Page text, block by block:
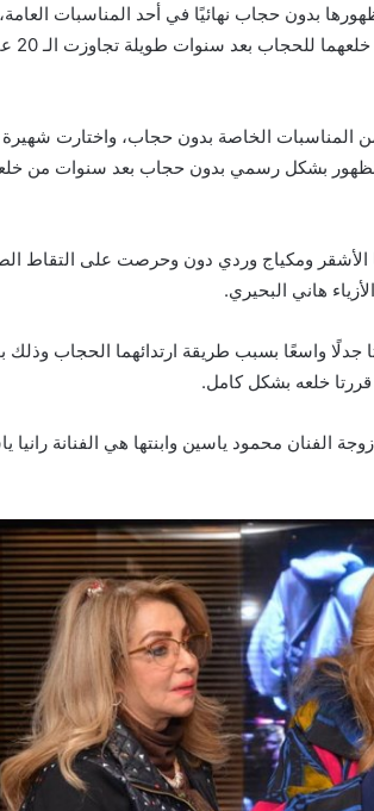
بدون حجاب نهائيًا في أحد المناسبات
شهيرة
الخاصة بدون حجاب، واختارت شهيرة
بشكل رسمي بدون حجاب بعد سنوات من
الأشقر ومكياج وردي دون وحرصت على التقاط
هاني البحيري.
جدلًا واسعًا بسبب طريقة ارتدائهما الحجاب وذلك
خلعه بشكل كامل.
الفنان محمود ياسين وابنتها هي الفنانة رانيا